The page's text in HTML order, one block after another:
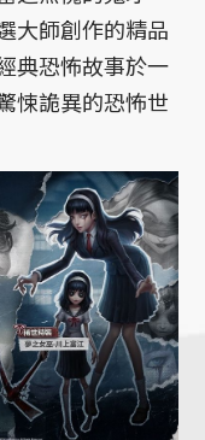
大師創作的精品
典恐怖故事於一
悚詭異的恐怖世